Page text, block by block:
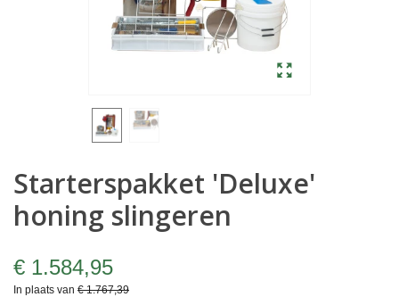
Starterspakket 'Deluxe'
honing slingeren
€ 1.584,95
In plaats van € 1.767,39